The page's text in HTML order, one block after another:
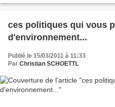
ces politiques qui vous
d'environnement...
Publié le 15/03/2011 à 11:33
Par Christian SCHOETTL